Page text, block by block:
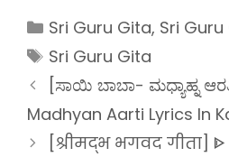
Categories
Sri Guru Gita, Sri
Tags
Sri Guru Gita
[ಸಾಯಿ ಬಾಬಾ- ಮಧ್ಯಾಹ್ನ
Madhyan Aarti Lyrics In
[श्रीमद्भ भगवद गीता]